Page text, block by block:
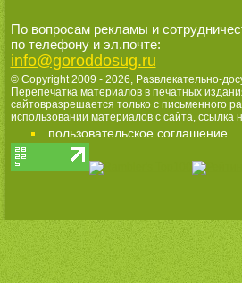
По вопросам рекламы и
по телефону и эл.почте:
info@goroddosug.ru
© Copyright 2009 - 2026, Развлекательно-
Перепечатка материалов в печатных
сайтовразрешается только с письменного
использовании материалов с сайта, ссылка
пользовательское соглашение